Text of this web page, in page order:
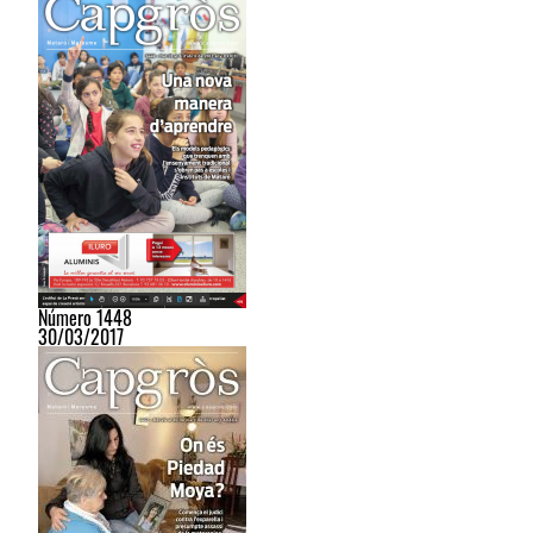
Número 1448
30/03/2017